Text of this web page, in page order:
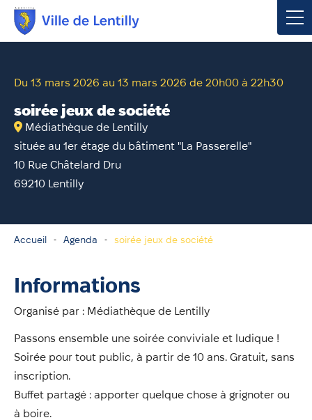
Du 13 mars 2026 au 13 mars 2026 de 20h00 à 22h30
soirée jeux de société
Médiathèque de Lentilly
située au 1er étage du bâtiment "La Passerelle"
10 Rue Châtelard Dru
69210 Lentilly
Accueil Agenda soirée jeux de société
Informations
Organisé par : Médiathèque de Lentilly
Passons ensemble une soirée conviviale et ludique !
Soirée pour tout public, à partir de 10 ans. Gratuit, sans
inscription.
Buffet partagé : apporter quelque chose à grignoter ou
à boire.
Vivre à Lentilly
Urbanisme & Environnement
Publications
Annuaire
Évènements